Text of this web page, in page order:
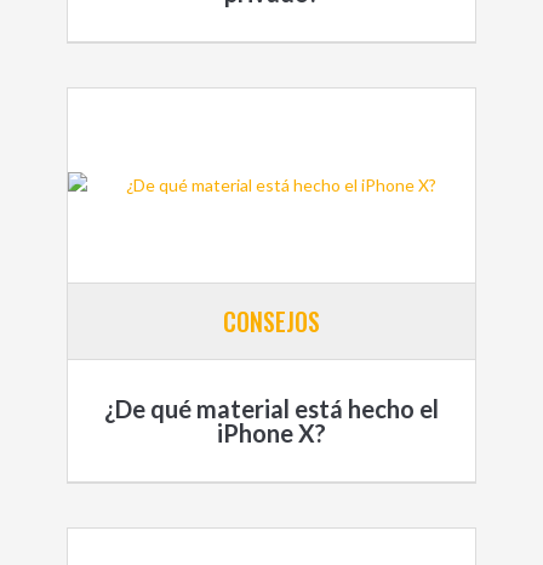
CONSEJOS
¿De qué material está hecho el
iPhone X?